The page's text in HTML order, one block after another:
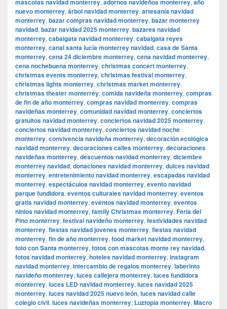
mascotas navidad monterrey adornos navideños monterrey año
nuevo monterrey, árbol navidad monterrey, artesanía navidad
monterrey, bazar compras navidad monterrey, bazar monterrey
navidad, bazar navidad 2025 monterrey, bazares navidad
monterrey, cabalgata navidad monterrey, cabalgata reyes
monterrey, canal santa lucía monterrey navidad, casa de Santa
monterrey, cena 24 diciembre monterrey, cena navidad monterrey,
cena nochebuena monterrey, christmas concert monterrey,
christmas events monterrey, christmas festival monterrey,
christmas lights monterrey, christmas market monterrey,
christmas theater monterrey, comida navideña monterrey, compras
de fin de año monterrey, compras navidad monterrey, compras
navideñas monterrey, comunidad navidad monterrey, conciertos
gratuitos navidad monterrey, conciertos navidad 2025 monterrey,
conciertos navidad monterrey, conciertos navidad noche
monterrey, convivencia navideña monterrey, decoración ecológica
navidad monterrey, decoraciones calles monterrey, decoraciones
navideñas monterrey, descuentos navidad monterrey, diciembre
monterrey navidad, donaciones navidad monterrey, dulces navidad
monterrey, entretenimiento navidad monterrey, escapadas navidad
monterrey, espectáculos navidad monterrey, evento navidad
parque fundidora, eventos culturales navidad monterrey, eventos
gratis navidad monterrey, eventos navidad monterrey, eventos
ninios navidad monterrey, family Christmas monterrey, Feria del
Pino monterrey, festival navideño monterrey, festividades navidad
monterrey, fiestas navidad jovenes monterrey, fiestas navidad
monterrey, fin de año monterrey, food market navidad monterrey,
foto con Santa monterrey, fotos con mascotas monte rey navidad,
fotos navidad monterrey, hoteles navidad monterrey, instagram
navidad monterrey, intercambio de regalos monterrey, laberinto
navideño monterrey, luces callejera monterrey, luces fundidora
monterrey, luces LED navidad monterrey, luces navidad 2025
monterrey, luces navidad 2025 nuevo león, luces navidad calle
colegio civil, luces navideñas monterrey, Luztopía monterrey, Macro